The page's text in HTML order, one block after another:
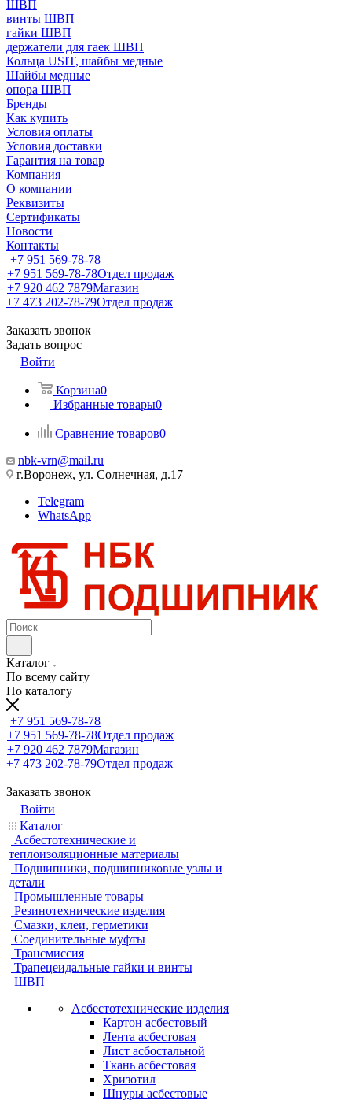
ШВП
винты ШВП
гайки ШВП
держатели для гаек ШВП
Кольца USIT, шайбы медные
Шайбы медные
опора ШВП
Бренды
Как купить
Условия оплаты
Условия доставки
Гарантия на товар
Компания
О компании
Реквизиты
Сертификаты
Новости
Контакты
+7 951 569-78-78
+7 951 569-78-78Отдел продаж
+7 920 462 7879Магазин
+7 473 202-78-79Отдел продаж
Заказать звонок
Задать вопрос
Войти
Корзина0
Избранные товары0
Сравнение товаров0
nbk-vrn@mail.ru
г.Воронеж, ул. Солнечная, д.17
Telegram
WhatsApp
Каталог
По всему сайту
По каталогу
+7 951 569-78-78
+7 951 569-78-78Отдел продаж
+7 920 462 7879Магазин
+7 473 202-78-79Отдел продаж
Заказать звонок
Войти
Каталог
Асбестотехнические и
теплоизоляционные материалы
Подшипники, подшипниковые узлы и
детали
Промышленные товары
Резинотехнические изделия
Смазки, клеи, герметики
Соединительные муфты
Трансмиссия
Трапецеидальные гайки и винты
ШВП
Асбестотехнические изделия
Картон асбестовый
Лента асбестовая
Лист асбостальной
Ткань асбестовая
Хризотил
Шнуры асбестовые